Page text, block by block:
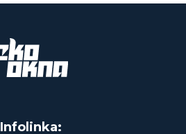
Infolinka: